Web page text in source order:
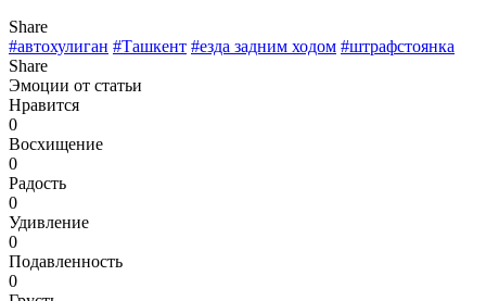
Share
#автохулиган #Ташкент #езда задним ходом #штрафстоянка
Share
Эмоции от статьи
Нравится
0
Восхищение
0
Радость
0
Удивление
0
Подавленность
0